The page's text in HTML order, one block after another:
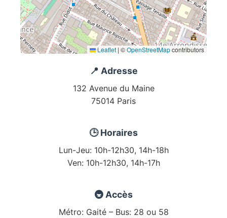
Leaflet | ©OpenStreetMapcontributors
📍 Adresse
132 Avenue du Maine
75014 Paris
🕒 Horaires
Lun-Jeu: 10h-12h30, 14h-18h
Ven: 10h-12h30, 14h-17h
🚇 Accès
Métro: Gaité – Bus: 28 ou 58